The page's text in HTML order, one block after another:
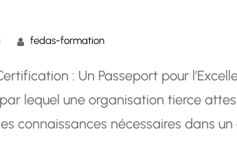
fedas-formation
: Un Passeport pour
lequel une organisation tierce
connaissances nécessaires dans